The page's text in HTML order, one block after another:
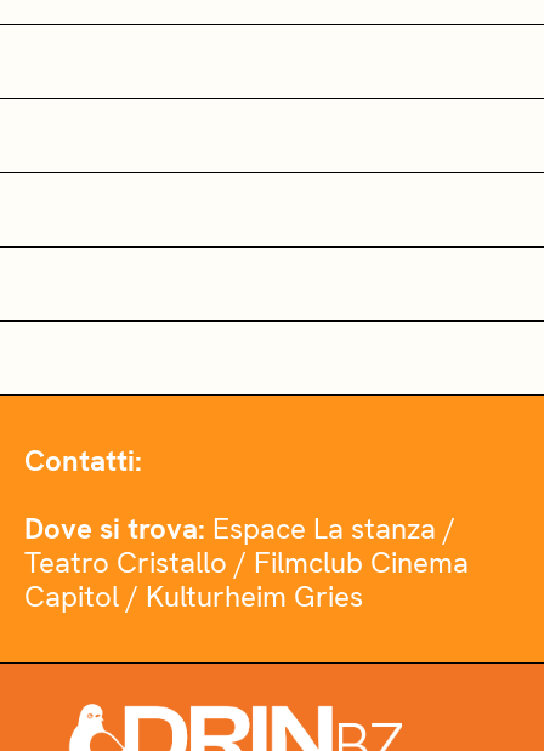
Contatti:
Dove si trova: Espace La stanza /
Teatro Cristallo / Filmclub Cinema
Capitol / Kulturheim Gries